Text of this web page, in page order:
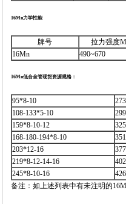
16Mn力学性能
牌号 拉力强度
16Mn
490~670
16Mn低合金管现货资源规格：
95*8-10
108-133*5-10
159*8-10-12
168-180-194*8-10
203*12-16
219*8-12-14-16
245*8-10-16
备注：如上述列表中有未注明的